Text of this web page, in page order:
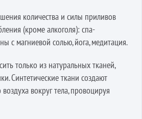
количества и силы приливов
(кроме алкоголя): спа-
с магниевой солью, йога, медитация.
только из натуральных тканей,
Синтетические ткани создают
вокруг тела, провоцируя